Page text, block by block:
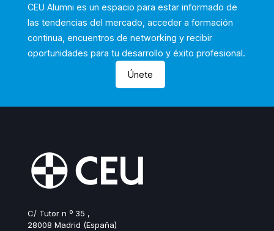
CEU Alumni es un espacio para estar informado de
las tendencias del mercado, acceder a formación
continua, encuentros de networking y recibir
oportunidades para tu desarrollo y éxito profesional.
Únete
C/ Tutor n º 35 ,
28008 Madrid (España)